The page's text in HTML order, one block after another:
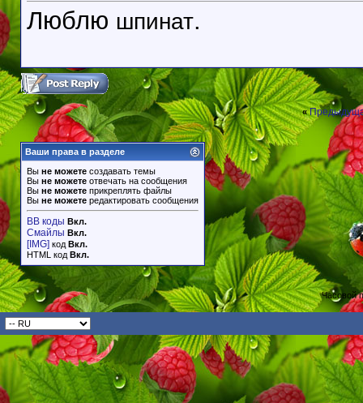
Люблю шпинат.
«
Ваши права в разделе
Вы не можете создавать темы
Вы не можете отвечать на сообщения
Вы не можете прикреплять файлы
Вы не можете редактировать сообщения
BB коды Вкл.
Смайлы Вкл.
[IMG] код Вкл.
HTML код Вкл.
Часовой